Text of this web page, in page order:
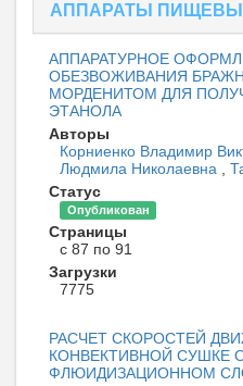
АППАРАТЫ
АППАРАТУРНОЕ
ОБЕЗВОЖИВАНИЯ
МОРДЕНИТОМ ДЛЯ
ЭТАНОЛА
Авторы
Корниенко Владимир
Людмила Николаевна
Статус
Опубликован
Страницы
с 87 по 91
Загрузки
7775
РАСЧЕТ СКОРОСТЕЙ
КОНВЕКТИВНОЙ СУШКЕ
ФЛЮИДИЗАЦИОННОМ